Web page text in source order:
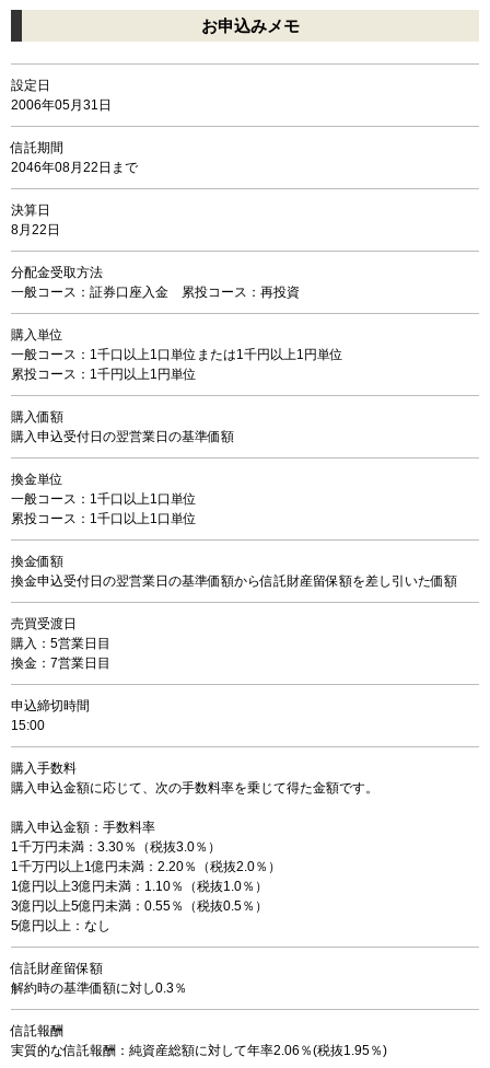
お申込みメモ
設定日
2006年05月31日
信託期間
2046年08月22日まで
決算日
8月22日
分配金受取方法
一般コース：証券口座入金 累投コース：再投資
購入単位
一般コース：1千口以上1口単位または1千円以上1円単位
累投コース：1千円以上1円単位
購入価額
購入申込受付日の翌営業日の基準価額
換金単位
一般コース：1千口以上1口単位
累投コース：1千口以上1口単位
換金価額
換金申込受付日の翌営業日の基準価額から信託財産留保額を差し引いた価額
売買受渡日
購入：5営業日目
換金：7営業日目
申込締切時間
15:00
購入手数料
購入申込金額に応じて、次の手数料率を乗じて得た金額です。
購入申込金額：手数料率
1千万円未満：3.30％（税抜3.0％）
1千万円以上1億円未満：2.20％（税抜2.0％）
1億円以上3億円未満：1.10％（税抜1.0％）
3億円以上5億円未満：0.55％（税抜0.5％）
5億円以上：なし
信託財産留保額
解約時の基準価額に対し0.3％
信託報酬
実質的な信託報酬：純資産総額に対して年率2.06％(税抜1.95％)